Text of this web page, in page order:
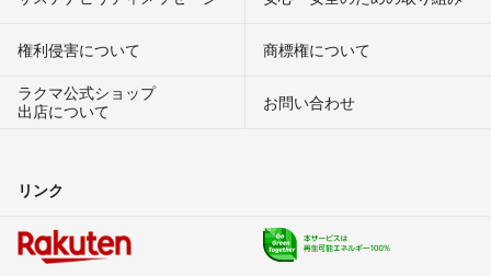
権利侵害について
商標権について
ラクマ公式ショップ
出店について
お問い合わせ
リンク